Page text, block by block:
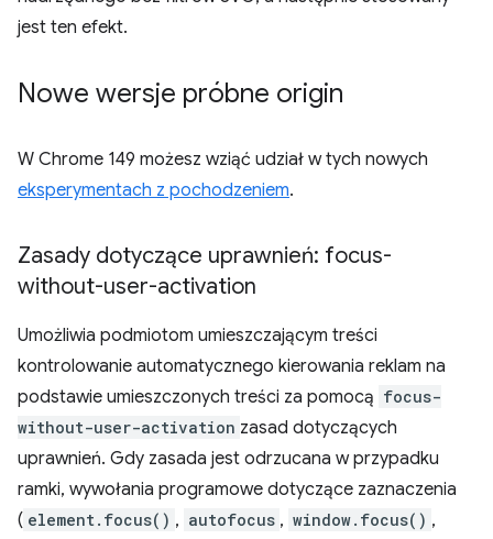
jest ten efekt.
Nowe wersje próbne origin
W Chrome 149 możesz wziąć udział w tych nowych
eksperymentach z pochodzeniem.
Zasady dotyczące uprawnień: focus-
without-user-activation
Umożliwia podmiotom umieszczającym treści
kontrolowanie automatycznego kierowania reklam na
podstawie umieszczonych treści za pomocą focus-
without-user-activation zasad dotyczących
uprawnień. Gdy zasada jest odrzucana w przypadku
ramki, wywołania programowe dotyczące zaznaczenia
( element.focus() , autofocus , window.focus() ,